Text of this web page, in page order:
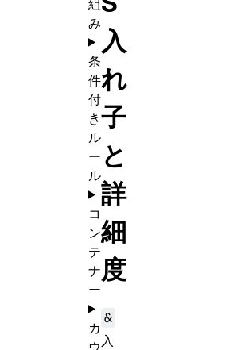
入
れ
子
と
詳
細
度
&
入
組
み
条
件
付
き
ル
ー
ル
コ
ン
テ
ナ
ー
カ
ウ